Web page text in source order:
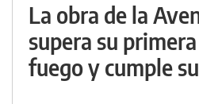
La obra de la
supera su
fuego y cumple